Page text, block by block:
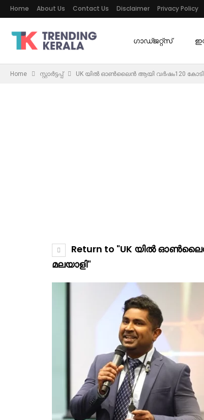
Home About Us Contact Us Disclaimer Privacy Policy
ഗാഡ്ജറ്റ്സ്
Home സ്റ്റാർട്ടപ്പ് UK യിൽ ഓൺലൈൻ ആയി വർഷം120
Return to "UK യിൽ
മലയാളി"